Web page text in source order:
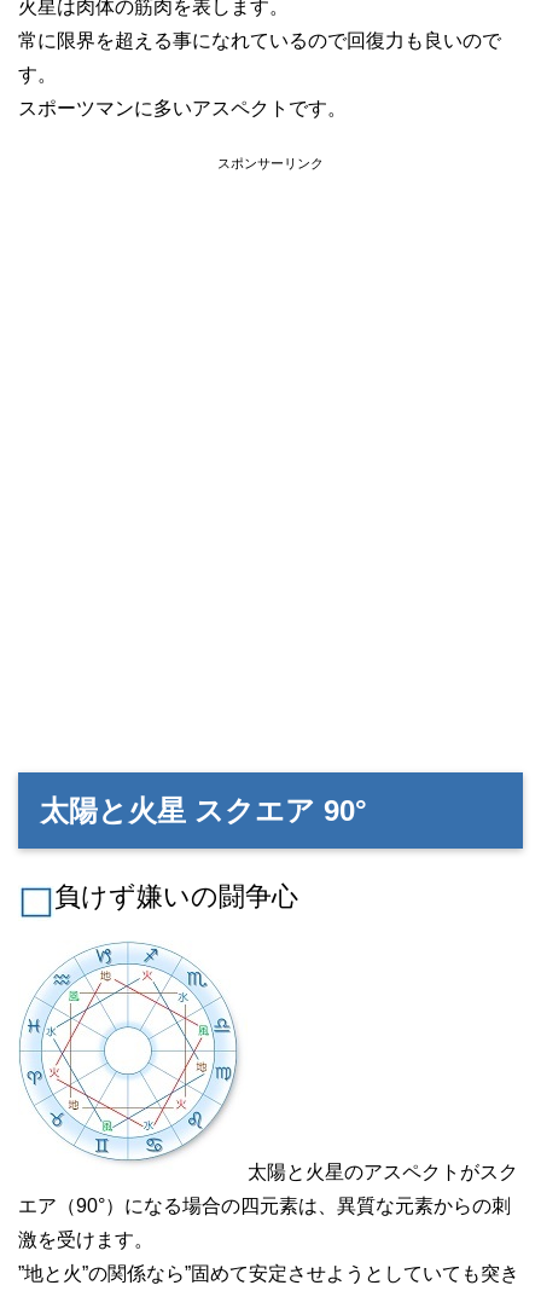
火星は肉体の筋肉を表します。
常に限界を超える事になれているので回復力も良いので
す。
スポーツマンに多いアスペクトです。
スポンサーリンク
太陽と火星 スクエア 90°
負けず嫌いの闘争心
太陽と火星のアスペクトがスク
エア（90°）になる場合の四元素は、異質な元素からの刺
激を受けます。
”地と火”の関係なら”固めて安定させようとしていても突き